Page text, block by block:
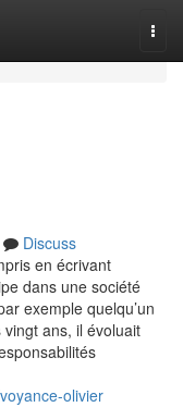
Discuss
en écrivant
dans une société
exemple quelqu’un
ans, il évoluait
olivier